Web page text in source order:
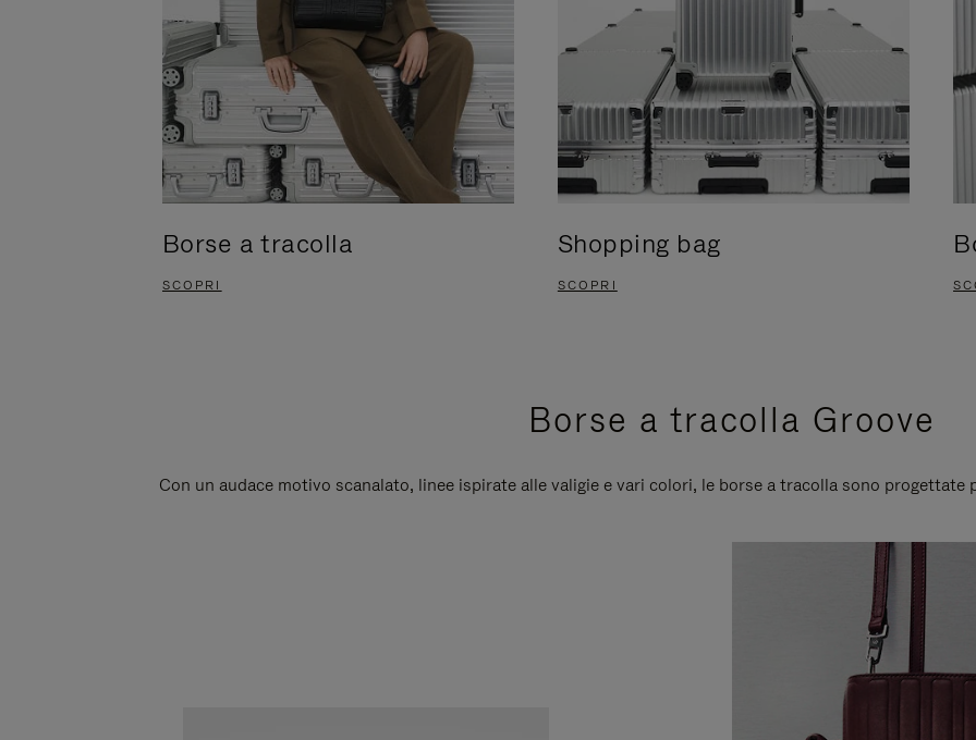
Borse a tracolla
SCOPRI
Shopping bag
SCOPRI
Borse a tracolla Groove
Con un audace motivo scanalato, linee ispirate alle valigie e vari colori, le borse a tracolla sono